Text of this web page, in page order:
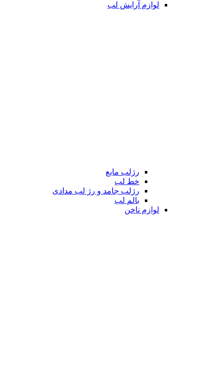
لوازم آرایش لب
رژلب مایع
خط لب
رژلب جامد و رژ لب مدادی
بالم لب
لوازم ناخن